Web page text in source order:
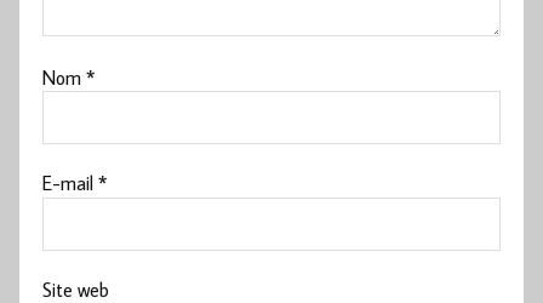
Nom*
E-mail*
Site web